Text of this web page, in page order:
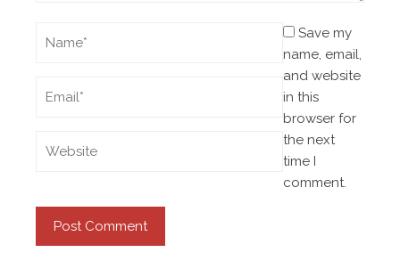
Save my
name, email,
and website
in this
browser for
the next
time I
comment.